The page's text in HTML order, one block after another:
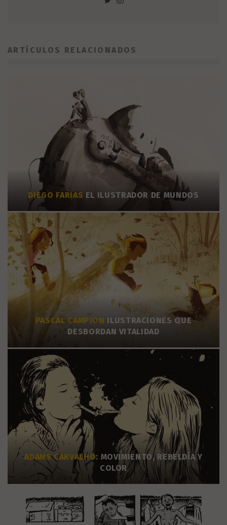
ARTÍCULOS RELACIONADOS
DIEGO FARIAS EL ILUSTRADOR DE MUNDOS
PASCAL CAMPION ILUSTRACIONES QUE
DESBORDAN VITALIDAD
ADAMS CARVALHO: MOVIMIENTO, REBELDÍA Y
COLOR